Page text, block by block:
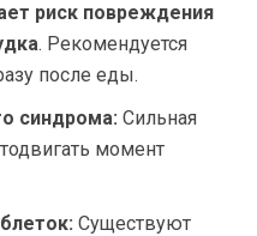
риск повреждения
. Рекомендуется
после еды.
синдрома: Сильная
момент
Существуют